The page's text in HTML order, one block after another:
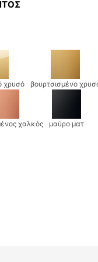
χρυσό βουρτσισμένο
χαλκός μαύρο ματ